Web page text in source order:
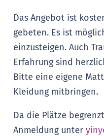
Das Angebot ist
gebeten. Es ist
einzusteigen. Auch
Erfahrung sind
Bitte eine eigene
Kleidung mitbringen.
Da die Plätze
Anmeldung unter